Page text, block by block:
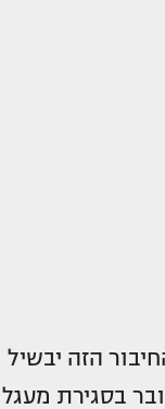
הזה יבשיל
בסגירת מעגל